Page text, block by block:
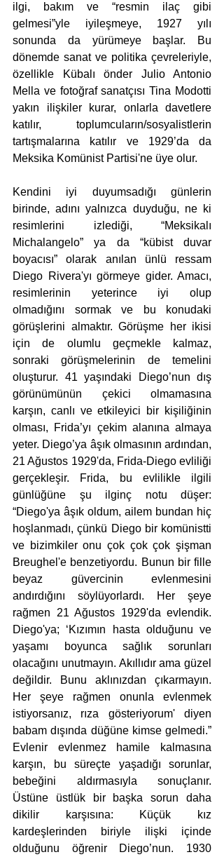
ilgi, bakım ve “resmin ilaç gibi
gelmesi”yle iyileşmeye, 1927 yılı
sonunda da yürümeye başlar. Bu
dönemde sanat ve politika çevreleriyle,
özellikle Kübalı önder Julio Antonio
Mella ve fotoğraf sanatçısı Tina Modotti
yakın ilişkiler kurar, onlarla davetlere
katılır, toplumcuların/sosyalistlerin
tartışmalarına katılır ve 1929’da da
Meksika Komünist Partisi'ne üye olur.
Kendini iyi duyumsadığı günlerin
birinde, adını yalnızca duyduğu, ne ki
resimlerini izlediği, “Meksikalı
Michalangelo” ya da “kübist duvar
boyacısı” olarak anılan ünlü ressam
Diego Rivera'yı görmeye gider. Amacı,
resimlerinin yeterince iyi olup
olmadığını sormak ve bu konudaki
görüşlerini almaktır. Görüşme her ikisi
için de olumlu geçmekle kalmaz,
sonraki görüşmelerinin de temelini
oluşturur. 41 yaşındaki Diego’nun dış
görünümünün çekici olmamasına
karşın, canlı ve etkileyici bir kişiliğinin
olması, Frida’yı çekim alanına almaya
yeter. Diego’ya âşık olmasının ardından,
21 Ağustos 1929'da, Frida-Diego evliliği
gerçekleşir. Frida, bu evlilikle ilgili
günlüğüne şu ilginç notu düşer:
“Diego'ya âşık oldum, ailem bundan hiç
hoşlanmadı, çünkü Diego bir komünistti
ve bizimkiler onu çok çok çok şişman
Breughel'e benzetiyordu. Bunun bir fille
beyaz güvercinin evlenmesini
andırdığını söylüyorlardı. Her şeye
rağmen 21 Ağustos 1929'da evlendik.
Diego'ya; ‘Kızımın hasta olduğunu ve
yaşamı boyunca sağlık sorunları
olacağını unutmayın. Akıllıdır ama güzel
değildir. Bunu aklınızdan çıkarmayın.
Her şeye rağmen onunla evlenmek
istiyorsanız, rıza gösteriyorum' diyen
babam dışında düğüne kimse gelmedi.”
Evlenir evlenmez hamile kalmasına
karşın, bu süreçte yaşadığı sorunlar,
bebeğini aldırmasıyla sonuçlanır.
Üstüne üstlük bir başka sorun daha
dikilir karşısına: Küçük kız
kardeşlerinden biriyle ilişki içinde
olduğunu öğrenir Diego’nun. 1930